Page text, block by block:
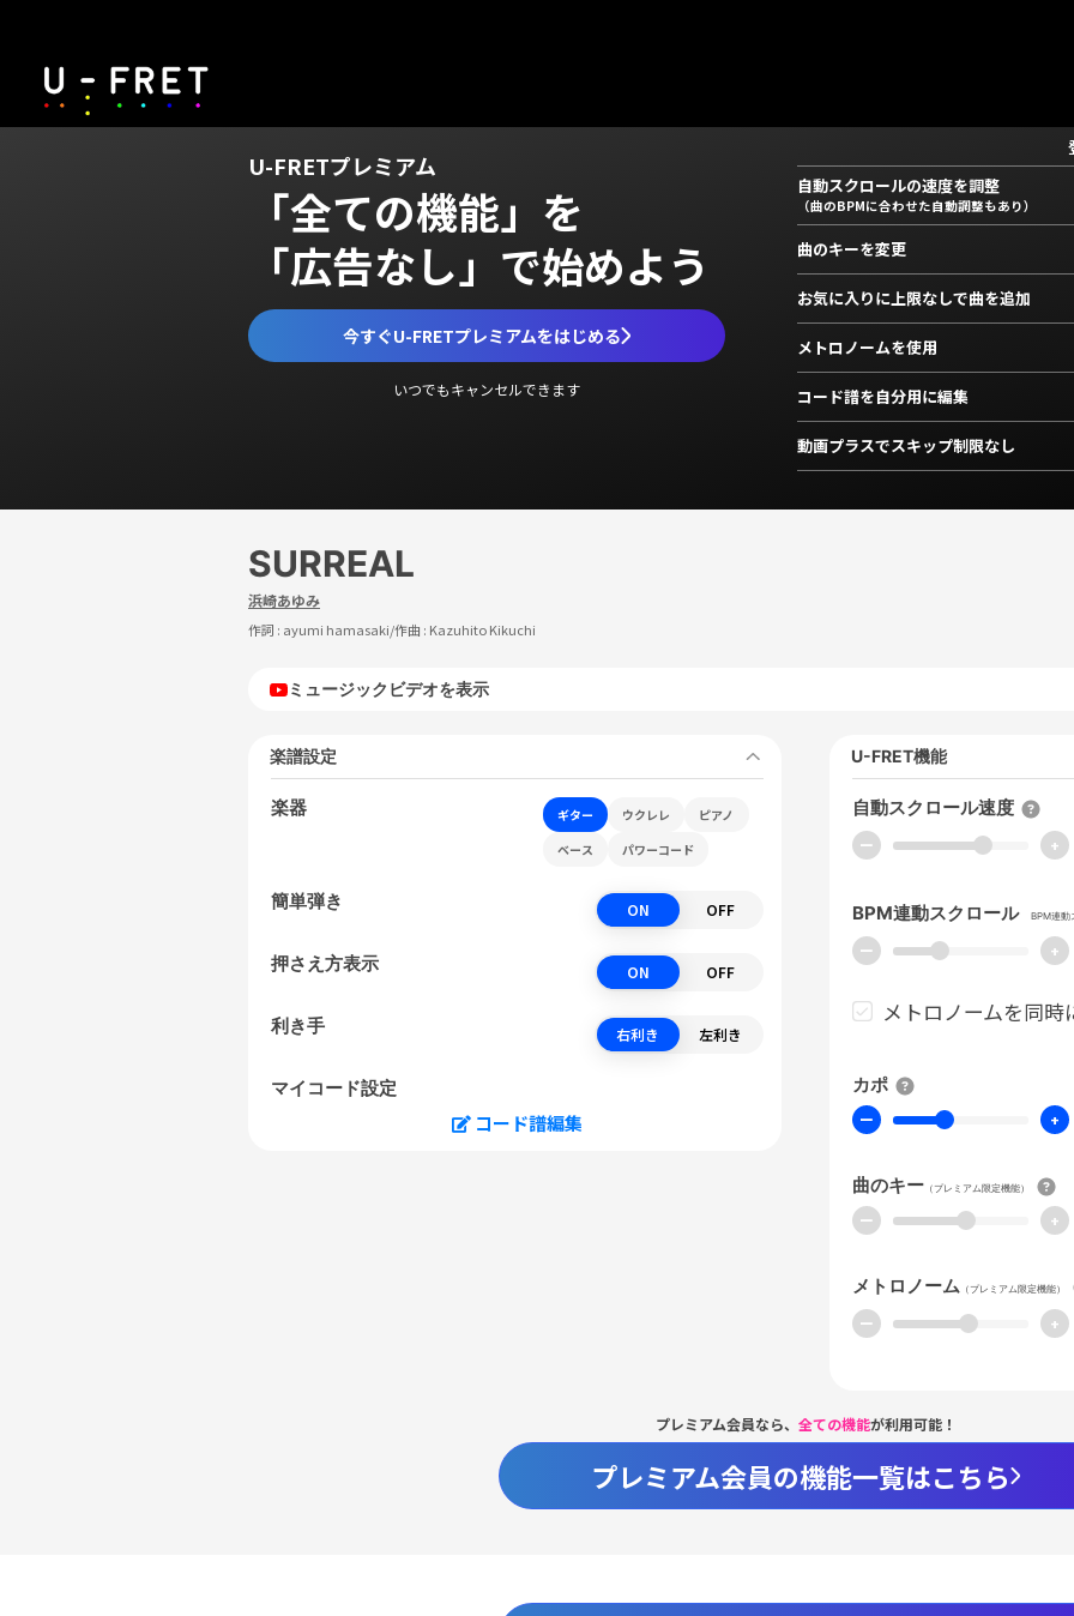
U-FRETプレミアム
「全ての機能」を
「広告なし」で始めよう
今すぐU-FRETプレミアムをはじめる
いつでもキャンセルできます
自動スクロールの速度を調整
（曲のBPMに合わせた自動調整もあり）
曲のキーを変更
お気に入りに上限なしで曲を追加
メトロノームを使用
コード譜を自分用に編集
動画プラスでスキップ制限なし
SURREAL
浜崎あゆみ
作詞 : ayumi hamasaki/作曲 : Kazuhito Kikuchi
ミュージックビデオを表示
楽譜設定
楽器 ギター ウクレレ
ピアノ
ベース
パワーコード
簡単弾き ON OFF
押さえ方表示 ON OFF
利き手 右利き 左利き
マイコード設定
コード譜編集
U-FRET機能
自動スクロール速度
ー +
BPM連動スクロール BPM連動
ー +
メトロノームを同時
カポ
ー +
曲のキー （プレミアム限定機能）
ー +
メトロノーム （プレミアム限定機能）
ー +
プレミアム会員なら、 全ての機能が利用可能！
プレミアム会員の機能一覧はこちら